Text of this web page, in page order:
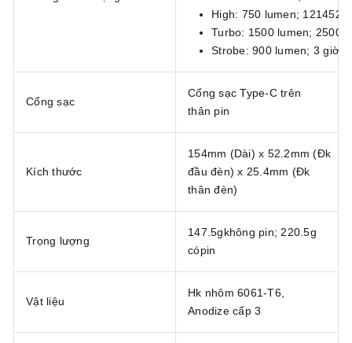
High: 750 lumen;
Turbo: 1500 lumen;
Strobe: 900 lumen; 3 giờ
Cổng sạc
Cổng sạc Type-C trên
thân pin
Kích thước
154mm (Dài) x 52.2mm (Đk
đầu đèn) x 25.4mm (Đk
thân đèn)
Trọng lượng
147.5gkhông pin; 220.5g
cópin
Vật liệu
Hk nhôm 6061-T6,
Anodize cấp 3